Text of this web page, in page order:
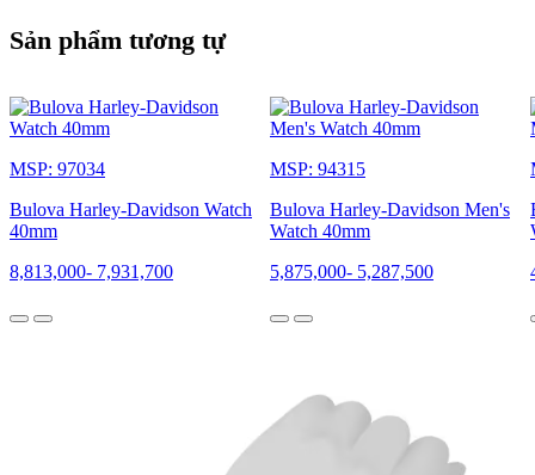
Sản phẩm tương tự
MSP: 97034
Bulova Harley-Davidson Watch
40mm
8,813,000- 7,931,700
MSP: 94315
Bulova Harley-Davidson Men's
Watch 40mm
5,875,000- 5,287,500